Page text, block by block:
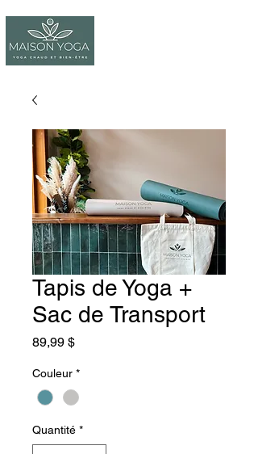
Tapis de Yoga +
Sac de Transport
89,99 $Prix
Couleur *
Quantité *